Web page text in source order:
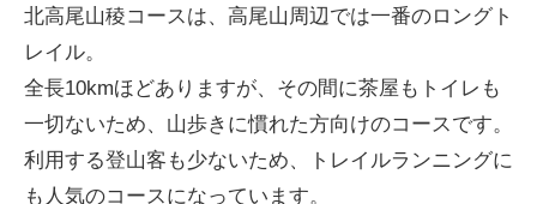
ENGLISH
北高尾山稜コースは、高尾山周辺では一番のロングト
レイル。
全長10kmほどありますが、その間に茶屋もトイレも
一切ないため、山歩きに慣れた方向けのコースです。
利用する登山客も少ないため、トレイルランニングに
も人気のコースになっています。